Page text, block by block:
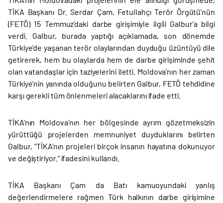
TİKA Başkanı Dr. Serdar Çam, Fetullahçı Terör Örgütü'nün
(FETÖ) 15 Temmuz'daki darbe girişimiyle ilgili Galbur'a bilgi
verdi. Galbur, burada yaptığı açıklamada, son dönemde
Türkiye’de yaşanan terör olaylarından duyduğu üzüntüyü dile
getirerek, hem bu olaylarda hem de darbe girişiminde şehit
olan vatandaşlar için taziyelerini iletti. Moldova’nın her zaman
Türkiye’nin yanında olduğunu belirten Galbur, FETÖ tehdidine
karşı gerekli tüm önlenmeleri alacaklarını ifade etti.
TİKA’nın Moldova’nın her bölgesinde ayrım gözetmeksizin
yürüttüğü projelerden memnuniyet duyduklarını belirten
Galbur, "TİKA’nın projeleri birçok insanın hayatına dokunuyor
ve değiştiriyor." ifadesini kullandı.
TİKA Başkanı Çam da Batı kamuoyundaki yanlış
değerlendirmelere rağmen Türk halkının darbe girişimine